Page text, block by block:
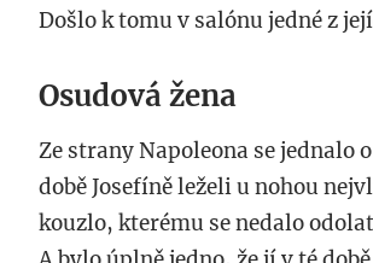
Došlo k tomu v salónu jedné z
Osudová žena
Ze strany Napoleona se jednalo
době Josefíně leželi u nohou
kouzlo, kterému se nedalo